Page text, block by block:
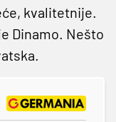
kvalitetnije.
Dinamo. Nešto